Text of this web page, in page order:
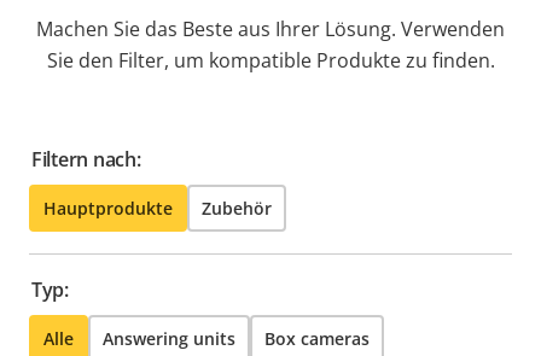
Machen Sie das Beste aus Ihrer Lösung. Verwenden
Sie den Filter, um kompatible Produkte zu finden.
Filtern nach:
Hauptprodukte Zubehör
Typ:
Alle Answering units Box cameras